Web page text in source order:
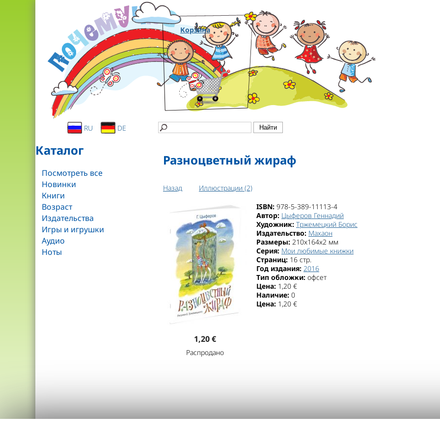
Корзина
RU DE
Каталог
Посмотреть все
Новинки
Книги
Возраст
Издательства
Игры и игрушки
Аудио
Ноты
Разноцветный жираф
Назад Иллюстрации (2)
1,20 €
Распродано
ISBN: 978-5-389-11113-4
Автор: Цыферов Геннадий
Художник: Тржемецкий Борис
Издательство: Махаон
Размеры: 210x164x2 мм
Серия: Мои любимые книжки
Страниц: 16 стр.
Год издания: 2016
Тип обложки: офсет
Цена: 1,20 €
Наличие: 0
Цена: 1,20 €